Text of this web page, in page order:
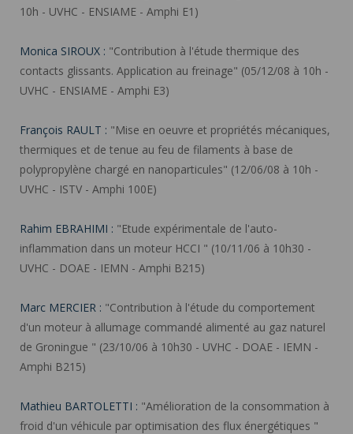
10h - UVHC - ENSIAME - Amphi E1)
Monica SIROUX : "Contribution à l'étude thermique des
contacts glissants. Application au freinage" (05/12/08 à 10h -
UVHC - ENSIAME - Amphi E3)
François RAULT : "Mise en oeuvre et propriétés mécaniques,
thermiques et de tenue au feu de filaments à base de
polypropylène chargé en nanoparticules" (12/06/08 à 10h -
UVHC - ISTV - Amphi 100E)
Rahim EBRAHIMI : "Etude expérimentale de l'auto-
inflammation dans un moteur HCCI " (10/11/06 à 10h30 -
UVHC - DOAE - IEMN - Amphi B215)
Marc MERCIER : "Contribution à l'étude du comportement
d'un moteur à allumage commandé alimenté au gaz naturel
de Groningue " (23/10/06 à 10h30 - UVHC - DOAE - IEMN -
Amphi B215)
Mathieu BARTOLETTI : "Amélioration de la consommation à
froid d'un véhicule par optimisation des flux énergétiques "